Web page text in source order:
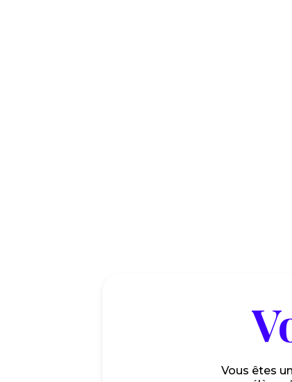
Vous êtes